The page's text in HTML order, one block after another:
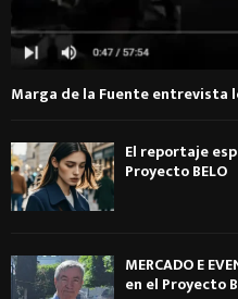
Marga de la Fuente entrevista
El reportaje
Proyecto BELO
MERCADO E
en el Proyecto